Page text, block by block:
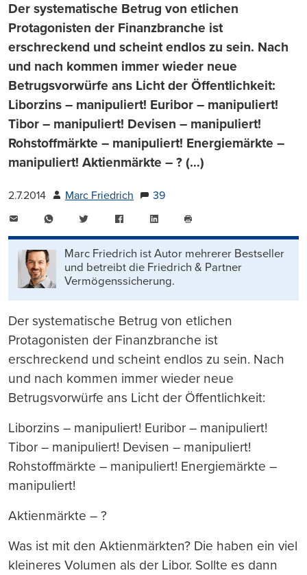
Der systematische Betrug von etlichen
Protagonisten der Finanzbranche ist
erschreckend und scheint endlos zu sein. Nach
und nach kommen immer wieder neue
Betrugsvorwürfe ans Licht der Öffentlichkeit:
Liborzins – manipuliert! Euribor – manipuliert!
Tibor – manipuliert! Devisen – manipuliert!
Rohstoffmärkte – manipuliert! Energiemärkte –
manipuliert! Aktienmärkte – ? (…)
2.7.2014 Marc Friedrich
39
WhatsAppTwitter FacebookLinkedIn
drucken
Marc Friedrich ist Autor mehrerer Bestseller
und betreibt die Friedrich & Partner
Vermögenssicherung.
Der systematische Betrug von etlichen
Protagonisten der Finanzbranche ist
erschreckend und scheint endlos zu sein. Nach
und nach kommen immer wieder neue
Betrugsvorwürfe ans Licht der Öffentlichkeit:
Liborzins – manipuliert! Euribor – manipuliert!
Tibor – manipuliert! Devisen – manipuliert!
Rohstoffmärkte – manipuliert! Energiemärkte –
manipuliert!
Aktienmärkte – ?
Was ist mit den Aktienmärkten? Die haben ein viel
kleineres Volumen als der Libor. Sollte es dann